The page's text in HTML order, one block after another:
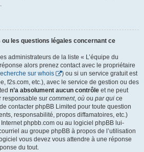
les questions légales concernant ce
administrateurs de la liste « L’équipe du
alors prenez contact avec le propriétaire
sur whois
) ou si un service gratuit est
f2s.com, etc.), avec le service de gestion ou des
n’a absolument aucun contrôle et ne peut
responsable sur comment, où ou par qui ce
contacter phpBB Limited pour toute question
responsabilité, propos diffamatoires, etc.)
phpbb.com ou au logiciel phpBB lui-
au groupe phpBB à propos de l’utilisation
vous devez vous attendre à une réponse
du tout.